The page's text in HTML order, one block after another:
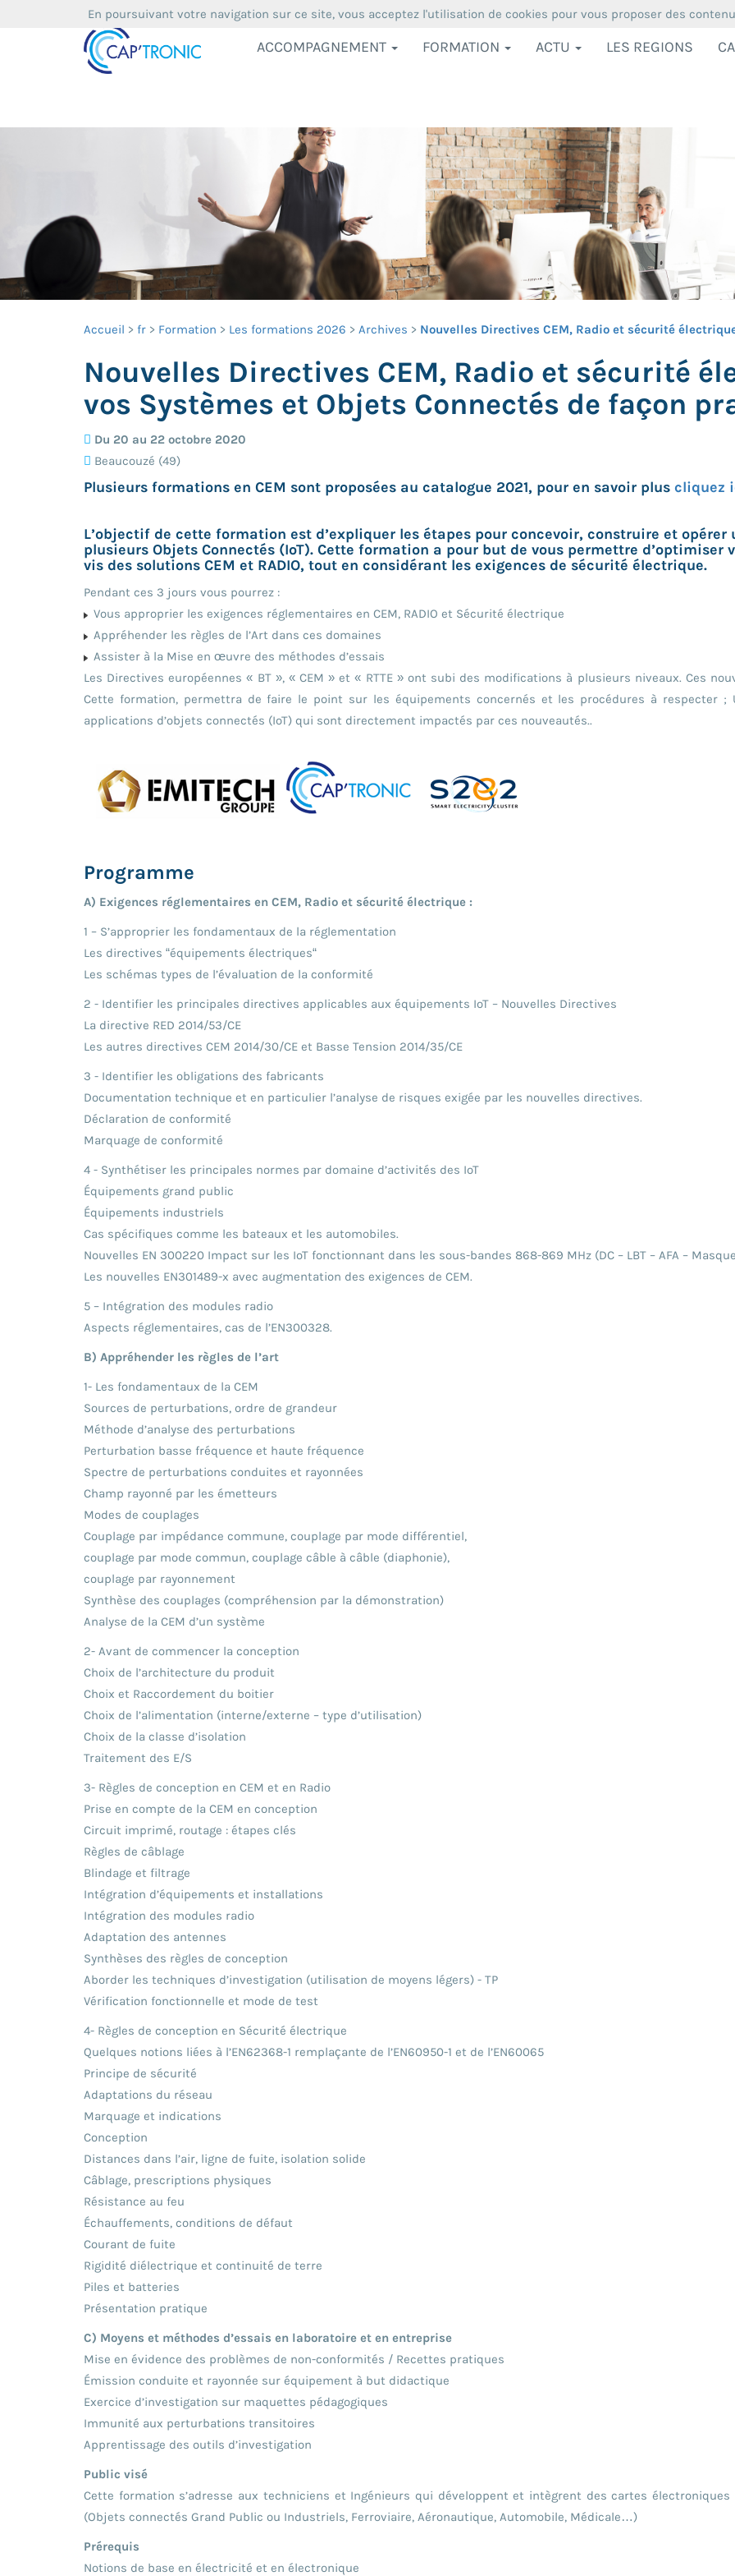
ACCOMPAGNEMENT FORMATION ACTU LES REGIONS
Accueil fr Formation Les formations 2026 Archives Nouvelles Directives CEM, Radio et sécurité
Nouvelles Directives CEM, Radio et sécurité
vos Systèmes et Objets Connectés de façon
Du 20 au 22 octobre 2020
Beaucouzé (49)
Plusieurs formations en CEM sont proposées au catalogue 2021, pour en savoir plus cliquez
L’objectif de cette formation est d’expliquer les étapes pour concevoir, construire et opérer
plusieurs Objets Connectés (IoT). Cette formation a pour but de vous permettre d’optimiser
vis des solutions CEM et RADIO, tout en considérant les exigences de sécurité électrique.
Pendant ces 3 jours vous pourrez :
Vous approprier les exigences réglementaires en CEM, RADIO et Sécurité électrique
Appréhender les règles de l’Art dans ces domaines
Assister à la Mise en œuvre des méthodes d’essais
Les Directives européennes « BT », « CEM » et « RTTE » ont subi des modifications à plusieurs niveaux. Ces
Cette formation, permettra de faire le point sur les équipements concernés et les procédures à respecter
applications d’objets connectés (IoT) qui sont directement impactés par ces nouveautés..
Programme
A) Exigences réglementaires en CEM, Radio et sécurité électrique :
1 – S’approprier les fondamentaux de la réglementation
Les directives “équipements électriques“
Les schémas types de l’évaluation de la conformité
2 - Identifier les principales directives applicables aux équipements IoT – Nouvelles Directives
La directive RED 2014/53/CE
Les autres directives CEM 2014/30/CE et Basse Tension 2014/35/CE
3 - Identifier les obligations des fabricants
Documentation technique et en particulier l’analyse de risques exigée par les nouvelles directives.
Déclaration de conformité
Marquage de conformité
4 - Synthétiser les principales normes par domaine d’activités des IoT
Équipements grand public
Équipements industriels
Cas spécifiques comme les bateaux et les automobiles.
Nouvelles EN 300220 Impact sur les IoT fonctionnant dans les sous-bandes 868-869 MHz (DC – LBT – AFA –
Les nouvelles EN301489-x avec augmentation des exigences de CEM.
5 – Intégration des modules radio
Aspects réglementaires, cas de l’EN300328.
B) Appréhender les règles de l’art
1- Les fondamentaux de la CEM
Sources de perturbations, ordre de grandeur
Méthode d’analyse des perturbations
Perturbation basse fréquence et haute fréquence
Spectre de perturbations conduites et rayonnées
Champ rayonné par les émetteurs
Modes de couplages
Couplage par impédance commune, couplage par mode différentiel,
couplage par mode commun, couplage câble à câble (diaphonie),
couplage par rayonnement
Synthèse des couplages (compréhension par la démonstration)
Analyse de la CEM d’un système
2- Avant de commencer la conception
Choix de l’architecture du produit
Choix et Raccordement du boitier
Choix de l’alimentation (interne/externe – type d’utilisation)
Choix de la classe d’isolation
Traitement des E/S
3- Règles de conception en CEM et en Radio
Prise en compte de la CEM en conception
Circuit imprimé, routage : étapes clés
Règles de câblage
Blindage et filtrage
Intégration d’équipements et installations
Intégration des modules radio
Adaptation des antennes
Synthèses des règles de conception
Aborder les techniques d’investigation (utilisation de moyens légers) - TP
Vérification fonctionnelle et mode de test
4- Règles de conception en Sécurité électrique
Quelques notions liées à l’EN62368-1 remplaçante de l’EN60950-1 et de l’EN60065
Principe de sécurité
Adaptations du réseau
Marquage et indications
Conception
Distances dans l’air, ligne de fuite, isolation solide
Câblage, prescriptions physiques
Résistance au feu
Échauffements, conditions de défaut
Courant de fuite
Rigidité diélectrique et continuité de terre
Piles et batteries
Présentation pratique
C) Moyens et méthodes d’essais en laboratoire et en entreprise
Mise en évidence des problèmes de non-conformités / Recettes pratiques
Émission conduite et rayonnée sur équipement à but didactique
Exercice d’investigation sur maquettes pédagogiques
Immunité aux perturbations transitoires
Apprentissage des outils d’investigation
Public visé
Cette formation s’adresse aux techniciens et Ingénieurs qui développent et intègrent des cartes
(Objets connectés Grand Public ou Industriels, Ferroviaire, Aéronautique, Automobile, Médicale…)
Prérequis
Notions de base en électricité et en électronique
En poursuivant votre navigation sur ce site, vous acceptez l'utilisation de cookies pour vous proposer des